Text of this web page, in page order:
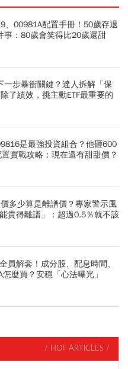
、00981A配置手冊！50歲存退
事：80歲會笑得比20歲還甜
一步暴衝關鍵？達人拆解「保
了績效，挑主動ETF最重要的
是最強投資組合？他砸600
實戰攻略：現在還有甜甜價？
多少算是離譜價？專家警示風
貴得離譜」：超過0.5％就不該
員解套！成分股、配息時間、
麼買？安穩「心法曝光」
/ HOT ARTICLES /